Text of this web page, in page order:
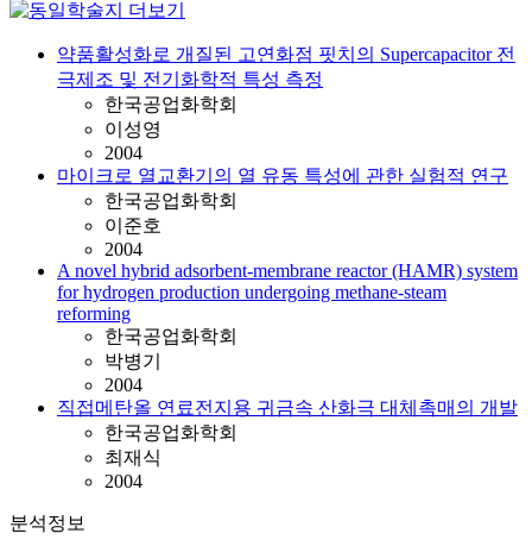
약품활성화로 개질된 고연화점 핏치의 Supercapacitor 전
극제조 및 전기화학적 특성 측정
한국공업화학회
이성영
2004
마이크로 열교환기의 열 유동 특성에 관한 실험적 연구
한국공업화학회
이준호
2004
A novel hybrid adsorbent-membrane reactor (HAMR) system
for hydrogen production undergoing methane-steam
reforming
한국공업화학회
박병기
2004
직접메탄올 연료전지용 귀금속 산화극 대체촉매의 개발
한국공업화학회
최재식
2004
분석정보